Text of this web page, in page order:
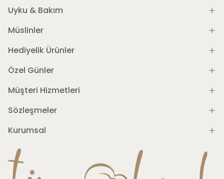
Uyku & Bakım
Müslinler
Hediyelik Ürünler
Özel Günler
Müşteri Hizmetleri
Sözleşmeler
Kurumsal